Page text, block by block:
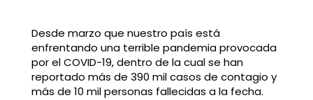
Desde marzo que nuestro país está
enfrentando una terrible pandemia provocada
por el COVID-19, dentro de la cual se han
reportado más de 390 mil casos de contagio y
más de 10 mil personas fallecidas a la fecha.